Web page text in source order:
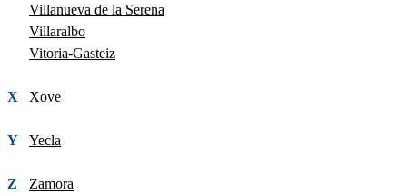
Villanueva de la Serena
Villaralbo
Vitoria-Gasteiz
X Xove
Y Yecla
Z
Zamora